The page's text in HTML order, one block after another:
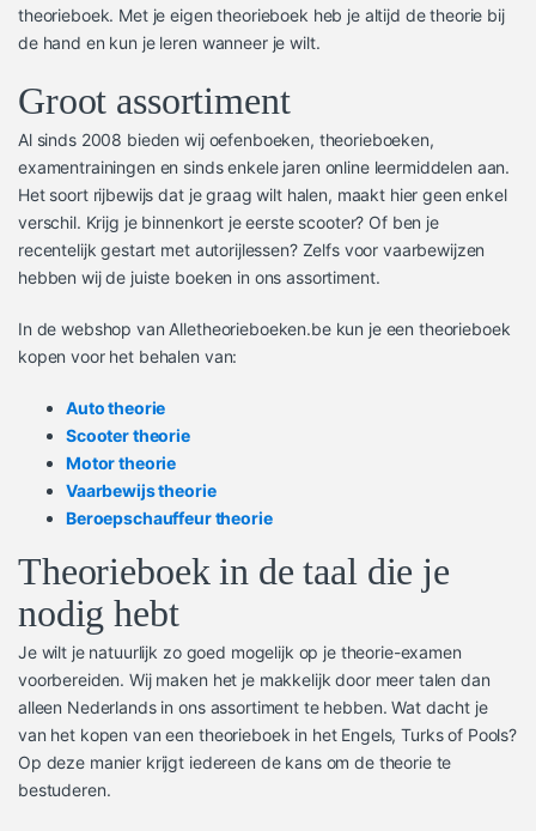
theorieboek. Met je eigen theorieboek heb je altijd de theorie bij
de hand en kun je leren wanneer je wilt.
Groot assortiment
Al sinds 2008 bieden wij oefenboeken, theorieboeken,
examentrainingen en sinds enkele jaren online leermiddelen aan.
Het soort rijbewijs dat je graag wilt halen, maakt hier geen enkel
verschil. Krijg je binnenkort je eerste scooter? Of ben je
recentelijk gestart met autorijlessen? Zelfs voor vaarbewijzen
hebben wij de juiste boeken in ons assortiment.
In de webshop van Alletheorieboeken.be kun je een theorieboek
kopen voor het behalen van:
Auto theorie
Scooter theorie
Motor theorie
Vaarbewijs theorie
Beroepschauffeur theorie
Theorieboek in de taal die je
nodig hebt
Je wilt je natuurlijk zo goed mogelijk op je theorie-examen
voorbereiden. Wij maken het je makkelijk door meer talen dan
alleen Nederlands in ons assortiment te hebben. Wat dacht je
van het kopen van een theorieboek in het Engels, Turks of Pools?
Op deze manier krijgt iedereen de kans om de theorie te
bestuderen.